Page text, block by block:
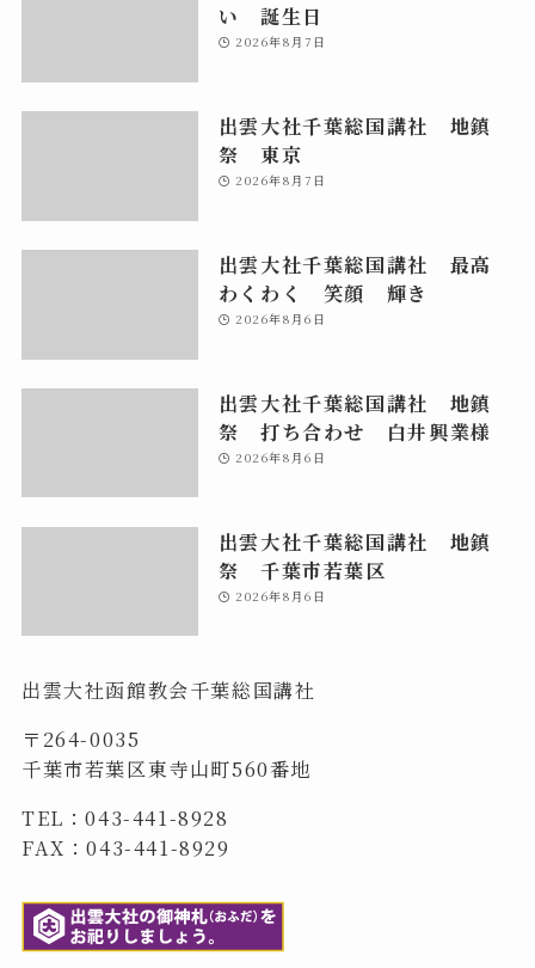
い 誕生日
2026年8月7日
出雲大社千葉総国講社 地鎮
祭 東京
2026年8月7日
出雲大社千葉総国講社 最高
わくわく 笑顔 輝き
2026年8月6日
出雲大社千葉総国講社 地鎮
祭 打ち合わせ 白井興業様
2026年8月6日
出雲大社千葉総国講社 地鎮
祭 千葉市若葉区
2026年8月6日
出雲大社函館教会千葉総国講社
〒264-0035
千葉市若葉区東寺山町560番地
TEL：043-441-8928
FAX：043-441-8929